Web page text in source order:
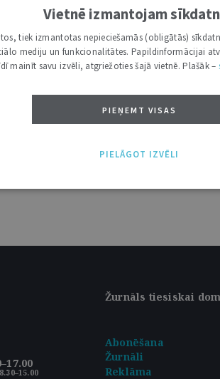
LAUKS.
Žurnāls tiesiskai
Abonēšana
Žurnāli
Reklāma
Vietnē izmantojam
tiek izmantotas nepieciešamās (obligātās)
mediju un funkcionalitātes. Papildinformācijai
mainīt savu izvēli, atgriežoties šajā vietnē. Plašāk –
PIEŅEMT VISAS
PIELĀGOT IZVĒLI